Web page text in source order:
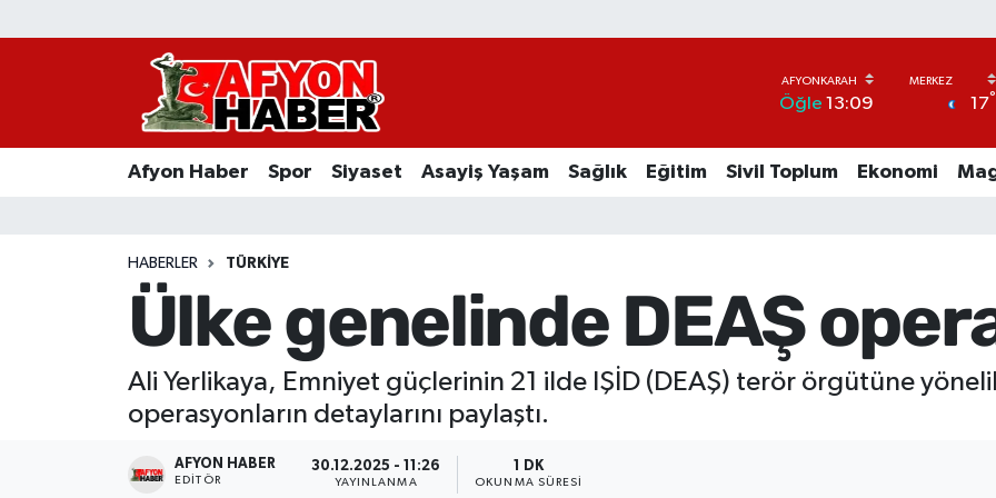
Öğle 13:09 17°
Afyon Haber Spor Siyaset Asayiş Yaşam Sağlık Eğitim Sivil Toplum Ekonomi
HABERLER TÜRKIYE
Ülke genelinde DEAŞ
Ali Yerlikaya, Emniyet güçlerinin 21 ilde IŞİD (DEAŞ) terör örgütüne
operasyonların detaylarını paylaştı.
AFYON HABER
EDITÖR
30.12.2025 - 11:26
YAYINLANMA
1 DK
OKUNMA SÜRESI
Afyon Haber
Asayiş Yaşam
Sivil Toplum
Ekonomi